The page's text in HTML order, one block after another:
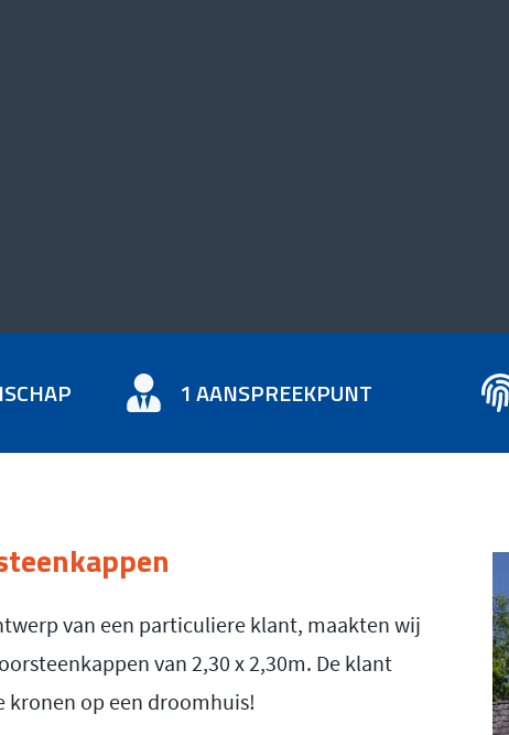
1 AANSPREEKPUNT
van een particuliere klant, maakten wij
van 2,30 x 2,30m. De klant
kronen op een droomhuis!